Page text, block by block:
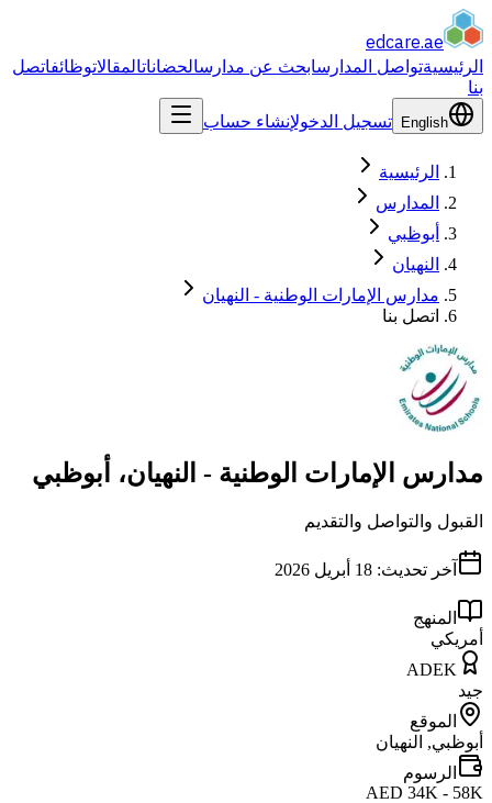
edcare.ae
الرئيسيةتواصل المدارسابحث عن مدارسالحضاناتالمقالاتوظائفاتصل
بنا
English تسجيل الدخولإنشاء حساب
الرئيسية
المدارس
أبوظبي
النهيان
مدارس الإمارات الوطنية - النهيان
اتصل بنا
مدارس الإمارات الوطنية - النهيان، أبوظبي
القبول والتواصل والتقديم
آخر تحديث: 18 أبريل 2026
المنهج
أمريكي
ADEK
جيد
الموقع
أبوظبي, النهيان
الرسوم
AED 34K - 58K